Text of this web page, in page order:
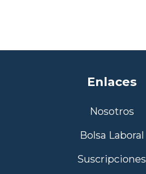
Enlaces
Nosotros
Bolsa Laboral
Suscripciones